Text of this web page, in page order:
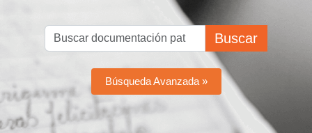
Buscar
Búsqueda Avanzada »